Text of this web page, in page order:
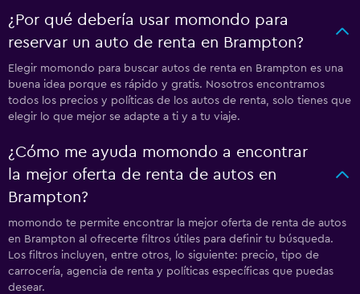
¿Por qué debería usar momondo para
reservar un auto de renta en Brampton?
Elegir momondo para buscar autos de renta en Brampton es una
buena idea porque es rápido y gratis. Nosotros encontramos
todos los precios y políticas de los autos de renta, solo tienes que
elegir lo que mejor se adapte a ti y a tu viaje.
¿Cómo me ayuda momondo a encontrar
la mejor oferta de renta de autos en
Brampton?
momondo te permite encontrar la mejor oferta de renta de autos
en Brampton al ofrecerte filtros útiles para definir tu búsqueda.
Los filtros incluyen, entre otros, lo siguiente: precio, tipo de
carrocería, agencia de renta y políticas específicas que puedas
desear.